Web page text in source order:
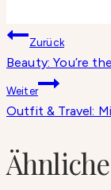
Zurück
Beauty: You’re
Weiter
Outfit & Travel: